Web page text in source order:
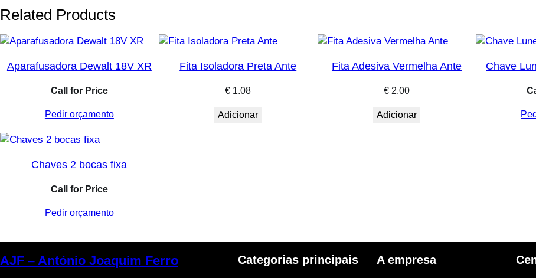
Related Products
Aparafusadora Dewalt 18V XR
Call for Price
Pedir orçamento
Fita Isoladora Preta Ante
€ 1.08
Adicionar
Fita Adesiva Vermelha Ante
€2.00
Adicionar
Chave
Chaves 2 bocas fixa
Call for Price
Pedir orçamento
AJF – António Joaquim Ferro Categorias principais A empresa